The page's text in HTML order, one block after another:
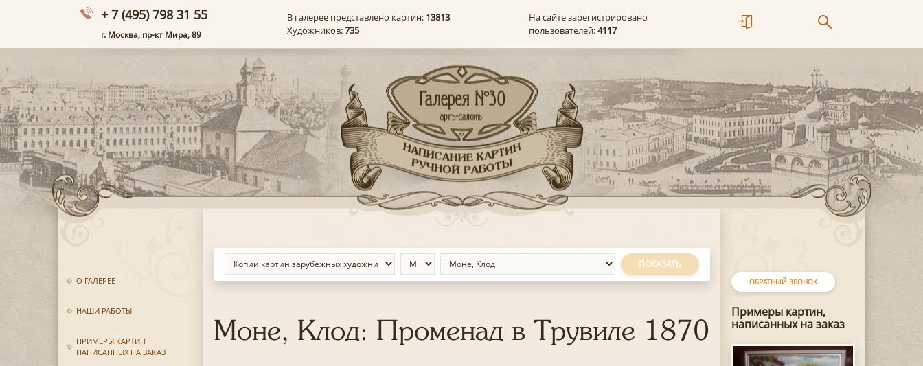
+ 7 (495) 798 31 55
г. Москва, пр-кт Мира, 89
В галерее представлено картин: 13813
Художников:735
На сайте зарегистрировано
пользователей:4117
О ГАЛЕРЕЕ
НАШИ РАБОТЫ
ПРИМЕРЫ КАРТИН
НАПИСАННЫХ НА ЗАКАЗ
ОБРАТНЫЙ ЗВОНОК
Примеры картин,
написанных на заказ
ПОКАЗАТЬ
Моне, Клод: Променад в Трувиле 1870